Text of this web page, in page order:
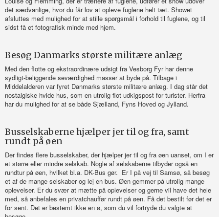
det sædvanlige, hvor du får lov at opleve fuglene helt tæt. Showet
afsluttes med mulighed for at stille spørgsmål i forhold til fuglene, og til
sidst få et fotografisk minde med hjem.
Besøg Danmarks største militære anlæg
Med den flotte og ekstraordinære udsigt fra Vesborg Fyr har denne
sydligt-beliggende seværdighed masser at byde på. Tilbage i
Middelalderen var fyret Danmarks største militære anlæg. I dag står det
nostalgiske hvide hus, som en utrolig flot udkigspost for turister. Herfra
har du mulighed for at se både Sjælland, Fyns Hoved og Jylland.
Busselskaberne hjælper jer til og fra, samt
rundt på øen
Der findes flere busselskaber, der hjælper jer til og fra øen uanset, om I er
et større eller mindre selskab. Nogle af selskaberne tilbyder også en
rundtur på øen, hvilket bl.a. DK-Bus gør. Er I på vej til Samsø, så besøg
et af de mange selskaber og lej en bus. Øen gemmer på utrolig mange
oplevelser. Er du svær at mætte på oplevelser og gerne vil have det hele
med, så anbefales en privatchauffør rundt på øen. Få det bestilt før det er
for sent. Det er bestemt ikke en ø, som du vil fortryde du valgte at